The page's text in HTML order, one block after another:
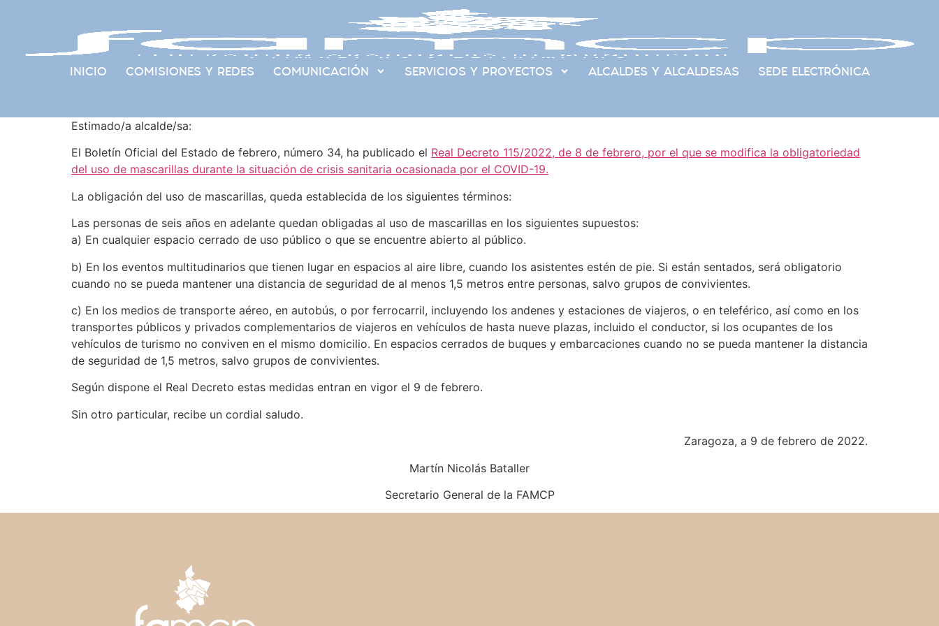
INICIO COMISIONES Y REDES COMUNICACIÓN SERVICIOS Y PROYECTOS ALCALDES Y ALCALDESAS SEDE ELECTRÓNICA
Estimado/a alcalde/sa:
El Boletín Oficial del Estado de febrero, número 34, ha publicado el Real Decreto 115/2022, de 8 de febrero, por el que se modifica la obligatoriedad
del uso de mascarillas durante la situación de crisis sanitaria ocasionada por el COVID-19.
La obligación del uso de mascarillas, queda establecida de los siguientes términos:
Las personas de seis años en adelante quedan obligadas al uso de mascarillas en los siguientes supuestos:
a) En cualquier espacio cerrado de uso público o que se encuentre abierto al público.
b) En los eventos multitudinarios que tienen lugar en espacios al aire libre, cuando los asistentes estén de pie. Si están sentados, será obligatorio
cuando no se pueda mantener una distancia de seguridad de al menos 1,5 metros entre personas, salvo grupos de convivientes.
c) En los medios de transporte aéreo, en autobús, o por ferrocarril, incluyendo los andenes y estaciones de viajeros, o en teleférico, así como en los
transportes públicos y privados complementarios de viajeros en vehículos de hasta nueve plazas, incluido el conductor, si los ocupantes de los
vehículos de turismo no conviven en el mismo domicilio. En espacios cerrados de buques y embarcaciones cuando no se pueda mantener la distancia
de seguridad de 1,5 metros, salvo grupos de convivientes.
Según dispone el Real Decreto estas medidas entran en vigor el 9 de febrero.
Sin otro particular, recibe un cordial saludo.
Zaragoza, a 9 de febrero de 2022.
Martín Nicolás Bataller
Secretario General de la FAMCP